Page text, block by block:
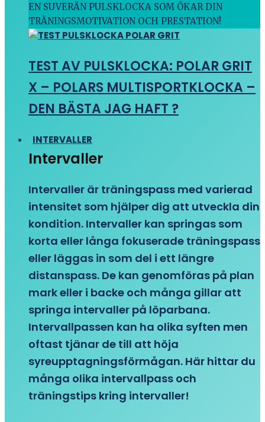
EN SUVERÄN PULSKLOCKA SOM ÖKAR DIN
TRÄNINGSMOTIVATION OCH PRESTATION!
TEST AV PULSKLOCKA: POLAR GRIT
X – POLARS MULTISPORTKLOCKA –
DEN BÄSTA JAG HAFT ?
INTERVALLER
Intervaller
Intervaller är träningspass med varierad
intensitet som hjälper dig att utveckla din
kondition. Intervaller kan springas som
korta eller långa fokuserade träningspass
eller läggas in som del i ett längre
distanspass. De kan genomföras på plan
mark eller i backe och många gillar att
springa intervaller på löparbana.
Intervallpassen kan ha olika syften men
oftast tjänar de till att höja
syreupptagningsförmågan. Här hittar du
många olika intervallpass och
träningstips kring intervaller!